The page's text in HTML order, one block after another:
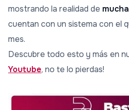
mostrando la realidad de
cuentan con un sistema con el
mes.
Descubre todo esto y más en
Youtube, no te lo pierdas!